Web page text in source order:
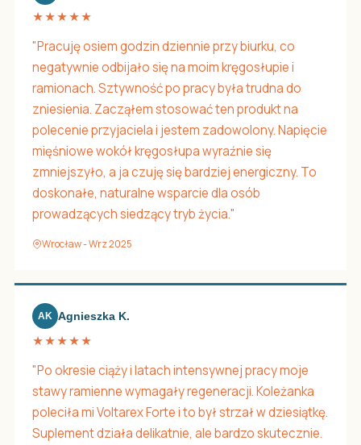
★★★★★
"Pracuję osiem godzin dziennie przy biurku, co
negatywnie odbijało się na moim kręgosłupie i
ramionach. Sztywność po pracy była trudna do
zniesienia. Zacząłem stosować ten produkt na
polecenie przyjaciela i jestem zadowolony. Napięcie
mięśniowe wokół kręgosłupa wyraźnie się
zmniejszyło, a ja czuję się bardziej energiczny. To
doskonałe, naturalne wsparcie dla osób
prowadzących siedzący tryb życia."
Wrocław - Wrz 2025
AK Agnieszka K.
★★★★★
"Po okresie ciąży i latach intensywnej pracy moje
stawy ramienne wymagały regeneracji. Koleżanka
poleciła mi Voltarex Forte i to był strzał w dziesiątkę.
Suplement działa delikatnie, ale bardzo skutecznie.